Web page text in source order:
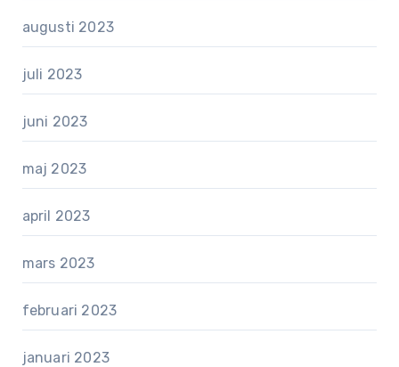
augusti 2023
juli 2023
juni 2023
maj 2023
april 2023
mars 2023
februari 2023
januari 2023